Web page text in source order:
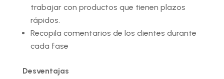
trabajar con productos que tienen plazos
rápidos.
Recopila comentarios de los clientes durante
cada fase
Desventajas